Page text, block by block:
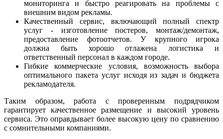
мониторинга и быстро реагировать на проблемы с
внешним видом рекламы.
Качественный сервис, включающий полный спектр
услуг - изготовление постеров, монтаж/демонтаж,
предоставление фотоотчетов. У крупного игрока
должна быть хорошо отлажена логистика и
ответственный персонал в каждом городе.
Гибкие коммерческие условия, возможность выбора
оптимального пакета услуг исходя из задач и бюджета
рекламодателя.
Таким образом, работа с проверенным подрядчиком
гарантирует качественное размещение и высокий уровень
сервиса. Это оправдывает более высокую цену по сравнению
с сомнительными компаниями.